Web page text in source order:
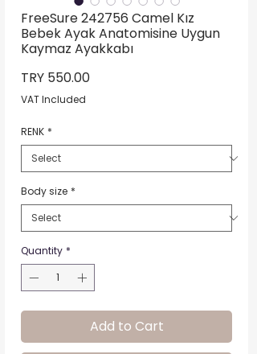
FreeSure 242756 Camel Kız
Bebek Ayak Anatomisine Uygun
Kaymaz Ayakkabı
TRY 550.00Price
VAT Included
RENK *
Body size *
Quantity *
Add to Cart